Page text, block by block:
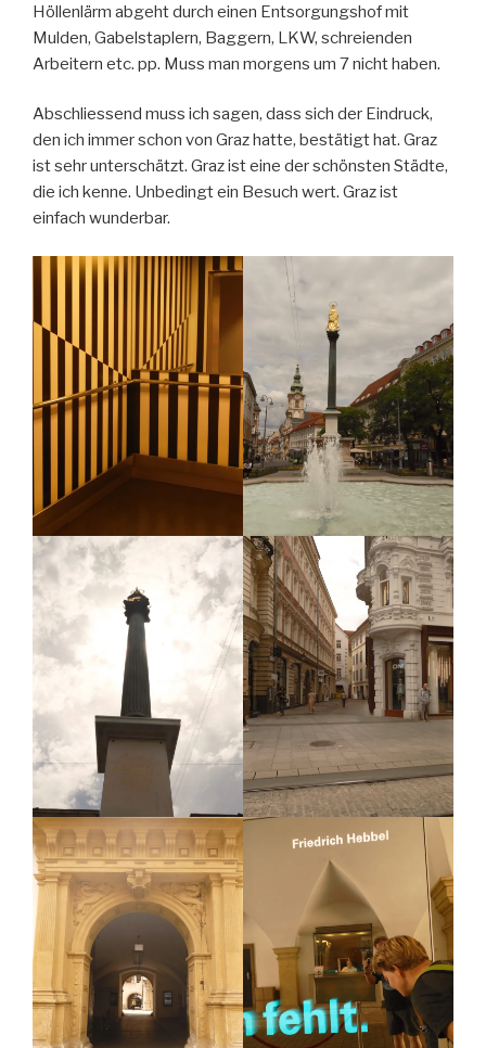
Höllenlärm abgeht durch einen Entsorgungshof mit
Mulden, Gabelstaplern, Baggern, LKW, schreienden
Arbeitern etc. pp. Muss man morgens um 7 nicht haben.
Abschliessend muss ich sagen, dass sich der Eindruck,
den ich immer schon von Graz hatte, bestätigt hat. Graz
ist sehr unterschätzt. Graz ist eine der schönsten Städte,
die ich kenne. Unbedingt ein Besuch wert. Graz ist
einfach wunderbar.